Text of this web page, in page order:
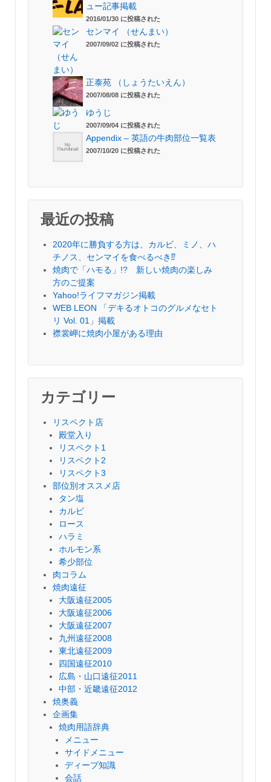
ュー記事掲載
2016/01/30 に投稿された
センマイ （せんまい）
2007/09/02 に投稿された
正泰苑 （しょうたいえん）
2007/08/08 に投稿された
ゆうじ
2007/09/04 に投稿された
Appendix – 英語の牛肉部位一覧表
2007/10/20 に投稿された
最近の投稿
2020年に勝負する方は、カルビ、ミノ、ハ
チノス、センマイを食べるべき⁉︎
焼肉で「ハモる」!? 新しい焼肉の楽しみ
方のご提案
Yahoo!ライフマガジン掲載
WEB LEON 「デキるオトコのグルメなセト
リ Vol. 01」掲載
襟裳岬に焼肉小屋がある理由
カテゴリー
リスペクト店
殿堂入り
リスペクト1
リスペクト2
リスペクト3
部位別オススメ店
タン塩
カルビ
ロース
ハラミ
ホルモン系
希少部位
肉コラム
焼肉遠征
大阪遠征2005
大阪遠征2006
大阪遠征2007
九州遠征2008
東北遠征2009
四国遠征2010
広島・山口遠征2011
中部・近畿遠征2012
焼奥義
企画集
焼肉用語辞典
メニュー
サイドメニュー
ディープ知識
会話